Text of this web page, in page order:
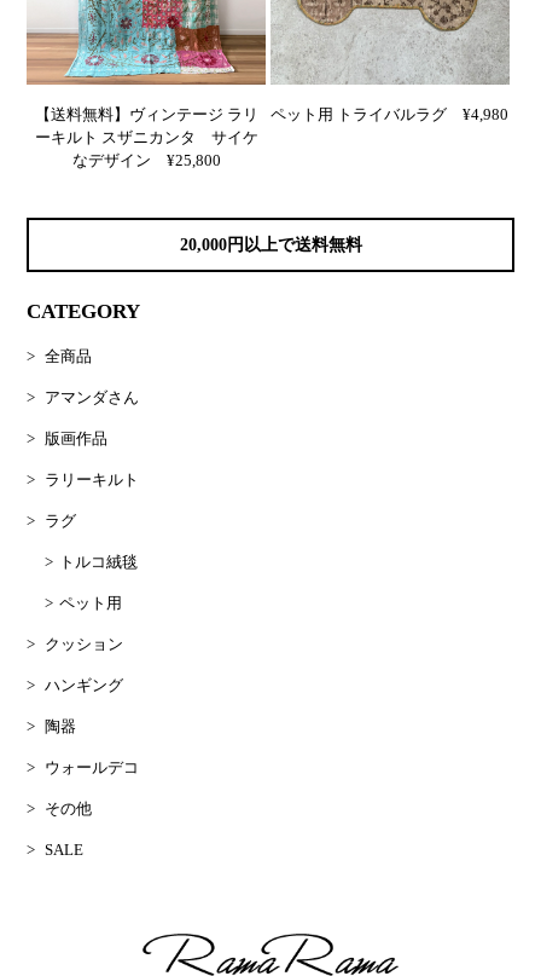
【送料無料】ヴィンテージ ラリ
ーキルト スザニカンタ サイケ
なデザイン ¥25,800
ペット用 トライバルラグ ¥4,980
20,000円以上で送料無料
CATEGORY
全商品
アマンダさん
版画作品
ラリーキルト
ラグ
トルコ絨毯
ペット用
クッション
ハンギング
陶器
ウォールデコ
その他
SALE